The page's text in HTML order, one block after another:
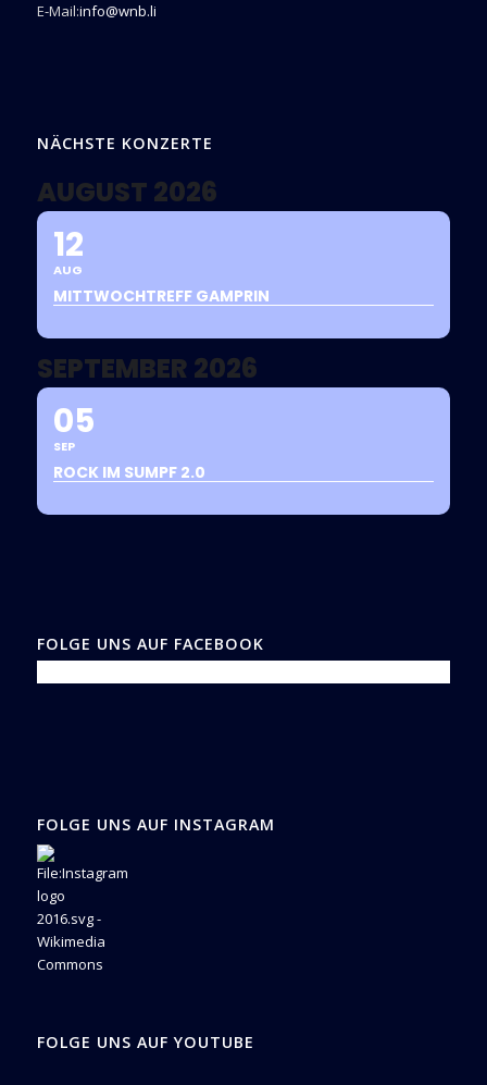
E-Mail:info@wnb.li
NÄCHSTE KONZERTE
AUGUST 2026
12
AUG
MITTWOCHTREFF GAMPRIN
SEPTEMBER 2026
05
SEP
ROCK IM SUMPF 2.0
FOLGE UNS AUF FACEBOOK
FOLGE UNS AUF INSTAGRAM
FOLGE UNS AUF YOUTUBE